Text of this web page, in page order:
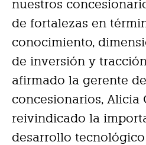
nuestros
de fortalezas en
conocimiento,
de inversión y
afirmado la gerente
concesionarios, Alicia
reivindicado la
desarrollo